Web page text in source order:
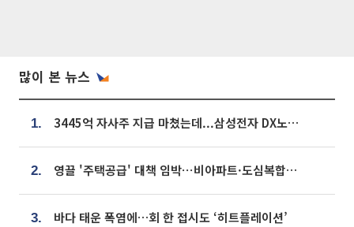
많이 본 뉴스
1. 3445억 자사주 지급 마쳤는데...삼성전자 DX노조, 뒤늦은 '떼쓰기 집회'
2. 영끌 '주택공급' 대책 임박⋯비아파트·도심복합까지 총동원
3. 바다 태운 폭염에…회 한 접시도 ‘히트플레이션’